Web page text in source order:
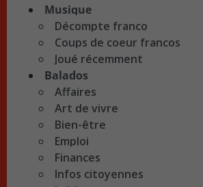
Musique
Décompte franco
Coups de coeur francos
Joué récemment
Balados
Affaires
Art de vivre
Bien-être
Emploi
Finances
Infos citoyennes